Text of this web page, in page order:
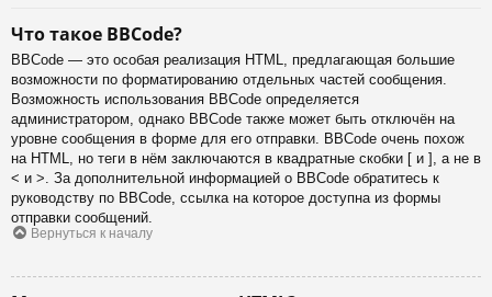
Что такое BBCode?
BBCode — это особая реализация HTML, предлагающая большие
возможности по форматированию отдельных частей сообщения.
Возможность использования BBCode определяется
администратором, однако BBCode также может быть отключён на
уровне сообщения в форме для его отправки. BBCode очень похож
на HTML, но теги в нём заключаются в квадратные скобки [ и ], а не в
< и >. За дополнительной информацией о BBCode обратитесь к
руководству по BBCode, ссылка на которое доступна из формы
отправки сообщений.
Вернуться к началу